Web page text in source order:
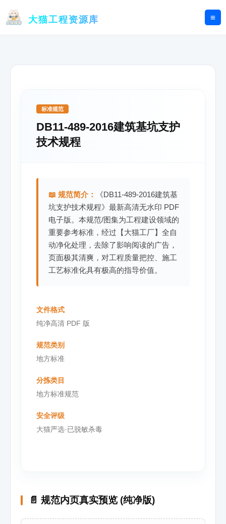
大猫工程资源库
标准规范
DB11-489-2016建筑基坑支护
技术规程
📖 规范简介：
《DB11-489-2016建筑基
坑支护技术规程》最新高清无水印 PDF
电子版。本规范/图集为工程建设领域的
重要参考标准，经过【大猫工厂】全自
动净化处理，去除了影响阅读的广告，
页面极其清爽，对工程质量把控、施工
工艺标准化具有极高的指导价值。
文件格式
纯净高清 PDF 版
规范类别
地方标准
分拣类目
地方标准规范
安全评级
大猫严选·已脱敏杀毒
📄 规范内页真实预览 (纯净版)